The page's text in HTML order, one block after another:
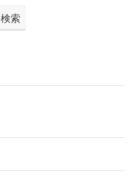
検索